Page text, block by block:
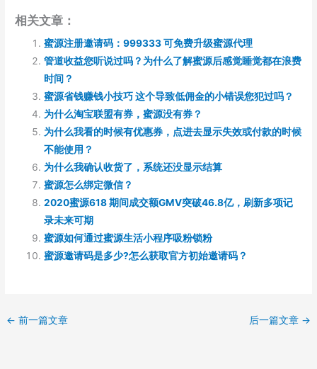
相关文章：
蜜源注册邀请码：999333 可免费升级蜜源代理
管道收益您听说过吗？为什么了解蜜源后感觉睡觉都在浪费
时间？
蜜源省钱赚钱小技巧 这个导致低佣金的小错误您犯过吗？
为什么淘宝联盟有券，蜜源没有券？
为什么我看的时候有优惠券，点进去显示失效或付款的时候
不能使用？
为什么我确认收货了，系统还没显示结算
蜜源怎么绑定微信？
2020蜜源618 期间成交额GMV突破46.8亿，刷新多项记
录未来可期
蜜源如何通过蜜源生活小程序吸粉锁粉
蜜源邀请码是多少?怎么获取官方初始邀请码？
← 前一篇文章 后一篇文章 →